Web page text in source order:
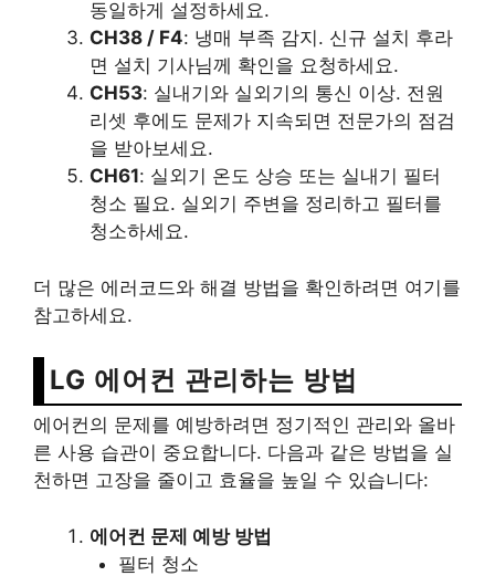
동일하게 설정하세요.
CH38 / F4: 냉매 부족 감지. 신규 설치 후라
면 설치 기사님께 확인을 요청하세요.
CH53: 실내기와 실외기의 통신 이상. 전원
리셋 후에도 문제가 지속되면 전문가의 점검
을 받아보세요.
CH61: 실외기 온도 상승 또는 실내기 필터
청소 필요. 실외기 주변을 정리하고 필터를
청소하세요.
더 많은 에러코드와 해결 방법을 확인하려면 여기를
참고하세요.
LG 에어컨 관리하는 방법
에어컨의 문제를 예방하려면 정기적인 관리와 올바
른 사용 습관이 중요합니다. 다음과 같은 방법을 실
천하면 고장을 줄이고 효율을 높일 수 있습니다:
에어컨 문제 예방 방법
필터 청소